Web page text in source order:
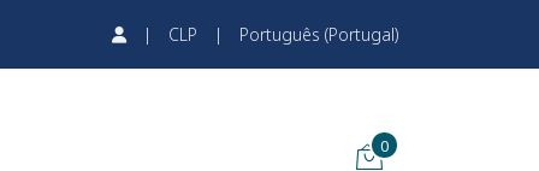
| CLP | Português (Portugal)
0